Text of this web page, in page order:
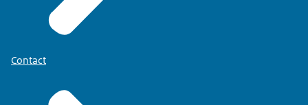
Contact